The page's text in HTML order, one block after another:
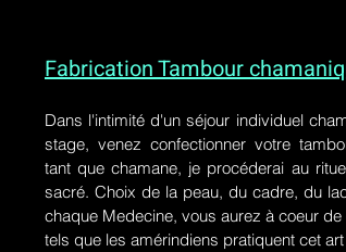
Fabrication Tambour
Dans l'intimité d'unséjour individuel
stage, venez confectionner votre
tant que chamane, je procéderai au
sacré. Choix de la peau, du cadre, du
chaque Medecine, vous aurez à coeur
tels que les amérindiens pratiquent cet